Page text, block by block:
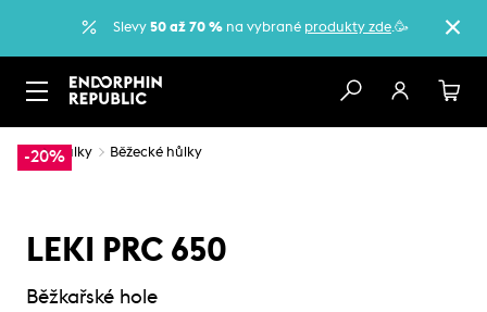
Slevy 50 až 70 % na vybrané produkty zde.🥳
-20%
… Hůlky Běžecké hůlky
LEKI PRC 650
Běžkařské hole